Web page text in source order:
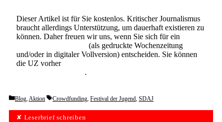
Dieser Artikel ist für Sie kostenlos. Kritischer Journalismus
braucht allerdings Unterstützung, um dauerhaft existieren zu
können. Daher freuen wir uns, wenn Sie sich für ein
(als gedruckte Wochenzeitung
und/oder in digitaler Vollversion) entscheiden. Sie können
die UZ vorher
.
Categories
Blog,Aktion Tags
Crowdfunding, Festival der Jugend, SDAJ
✘ Leserbrief schreiben